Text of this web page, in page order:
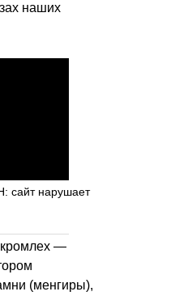
наших
сайт нарушает
кромлех —
(менгиры),